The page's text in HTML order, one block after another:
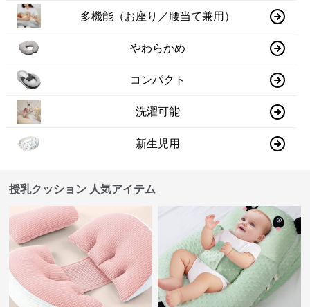
多機能（お座り／腰当て兼用）
やわらかめ
コンパクト
洗濯可能
新生児用
授乳クッション 人気アイテム